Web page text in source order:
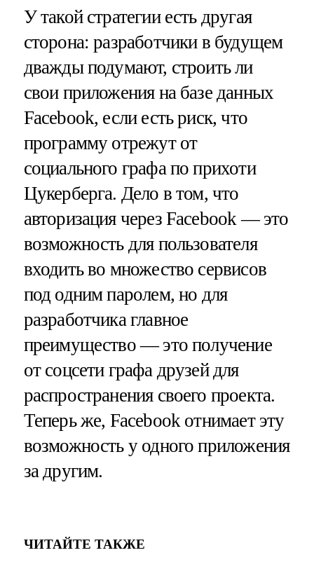
У такой стратегии есть другая
сторона: разработчики в будущем
дважды подумают, строить ли
свои приложения на базе данных
Facebook, если есть риск, что
программу отрежут от
социального графа по прихоти
Цукерберга. Дело в том, что
авторизация через Facebook — это
возможность для пользователя
входить во множество сервисов
под одним паролем, но для
разработчика главное
преимущество — это получение
от соцсети графа друзей для
распространения своего проекта.
Теперь же, Facebook отнимает эту
возможность у одного приложения
за другим.
ЧИТАЙТЕ ТАКЖЕ